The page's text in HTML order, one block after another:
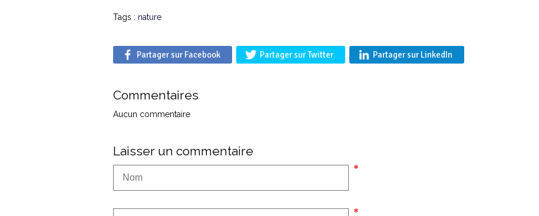
Tags : nature
Partager sur Facebook Partager sur Twitter Partager sur LinkedIn
Commentaires
Aucun commentaire
Laisser un commentaire